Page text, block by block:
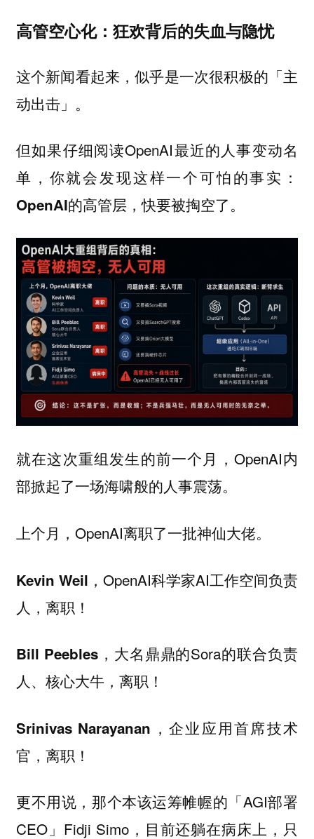
高管空心化：狂欢背后的失血与隐忧
这个新闻看起来，似乎是一次很积极的「主
动出击」。
但如果仔细阅读OpenAI最近的人事变动名
单，你就会发现这样一个可怕的事实：
OpenAI的高管层，快要被掏空了。
就在这次重组发生的前一个月，OpenAI内
部掀起了一场海啸般的人事震荡。
上个月，OpenAI离职了一批神仙大佬。
Kevin Weil， OpenAI科学家AI工作空间负责
人，离职！
Bill Peebles， 大名鼎鼎的Sora的联合负责
人、核心大牛，离职！
Srinivas Narayanan， 企业应用首席技术
官，离职！
更不用说，那个本该运筹帷幄的「AGI部署
CEO」Fidji Simo，目前还躺在病床上，只